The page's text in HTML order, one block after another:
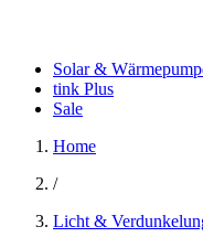
Solar &
tink Plus
Sale
Home
/
Licht &